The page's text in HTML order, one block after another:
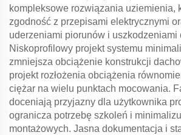
kompleksowe rozwiązania uziemienia,
zgodność z przepisami elektrycznymi
uderzeniami piorunów i uszkodzeniami
Niskoprofilowy projekt systemu
zmniejsza obciążenie konstrukcji
projekt rozłożenia obciążenia
ciężar na wielu punktach mocowania.
doceniają przyjazny dla użytkownika
ogranicza potrzebę szkoleń i
montażowych. Jasna dokumentacja i